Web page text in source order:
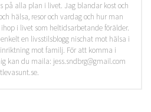
på alla plan i livet. Jag blandar kost och
hälsa, resor och vardag och hur man
i livet som heltidsarbetande förälder.
en livsstilsblogg nischat mot hälsa i
mot familj. För att komma i
kan du maila: jess.sndbrg@gmail.com